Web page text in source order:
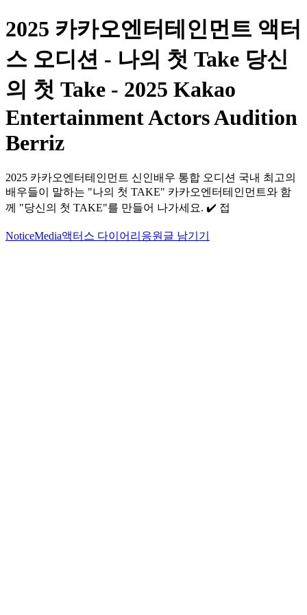
2025 카카오엔터테인먼트 액터
스 오디션 - 나의 첫 Take 당신
의 첫 Take - 2025 Kakao
Entertainment Actors Audition
Berriz
2025 카카오엔터테인먼트 신인배우 통합 오디션 국내 최고의
배우들이 말하는 "나의 첫 TAKE" 카카오엔터테인먼트와 함
께 "당신의 첫 TAKE"를 만들어 나가세요. ✔️ 접
NoticeMedia액터스 다이어리 응원글 남기기